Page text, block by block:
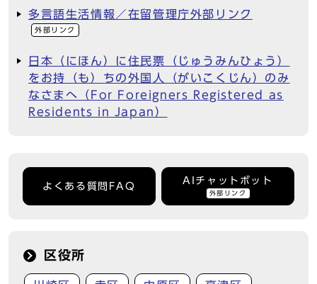
多言語生活情報／在留管理庁外部リンク
外部リンク
日本（にほん）に住民票（じゅうみんひょう）
をお持（も）ちの外国人（がいこくじん）のみ
なさまへ（For Foreigners Registered as
Residents in Japan）
よくある質問FAQ
AIチャットボット
外部リンク
区役所